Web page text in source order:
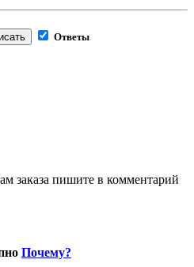
Ответы
заказа пишите в комментарий
Почему?